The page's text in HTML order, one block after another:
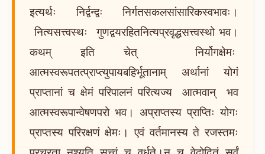
इत्यर्थः निर्द्वन्द्वः निर्गतसकलसांसारिकस्वभावः।
नित्यसत्त्वस्थः गुणद्वयरहितनित्यप्रवृद्धसत्त्वस्थो भव।
कथम् इति चेत् निर्योगक्षेमः
आत्मस्वरूपतत्प्राप्त्युपायबहिर्भूतानाम् अर्थानां योगं
प्राप्तानां च क्षेमं परिपालनं परित्यज्य आत्मवान् भव
आत्मस्वरूपान्वेषणपरो भव। अप्राप्तस्य प्राप्तिः योगः
प्राप्तस्य परिरक्षणं क्षेमः। एवं वर्तमानस्य ते रजस्तमः